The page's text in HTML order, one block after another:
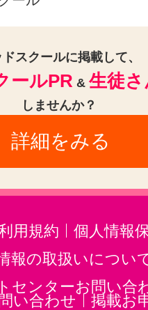
スクールに掲載して、
ールPR & 生徒
しませんか？
詳細をみる
用規約
個人情報
報の取扱いについ
センターお問い合
い合わせ
掲載お